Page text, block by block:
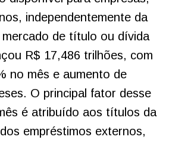
independentemente da
de título ou dívida
R$ 17,486 trilhões, com
no mês e aumento de
O principal fator desse
é atribuído aos títulos da
empréstimos externos,